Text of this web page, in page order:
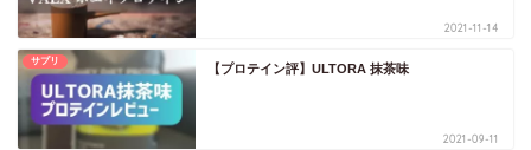
2021-11-14
サプリ
【プロテイン評】ULTORA 抹茶味
2021-09-11